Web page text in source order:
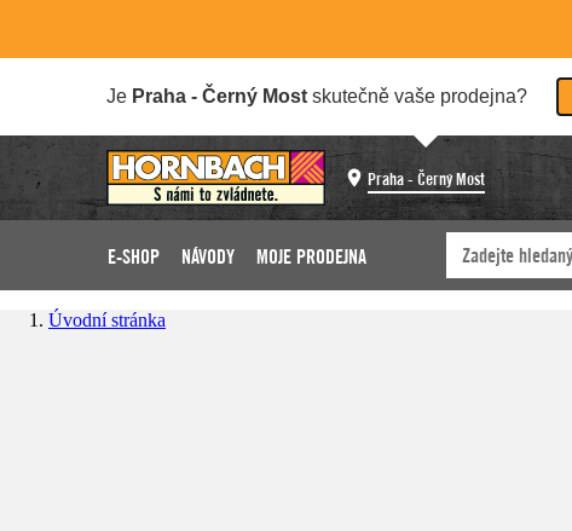
Je Praha - Černý Most skutečně vaše prodejna?
Praha - Černý Most
E-SHOP NÁVODY MOJE PRODEJNA
Úvodní stránka